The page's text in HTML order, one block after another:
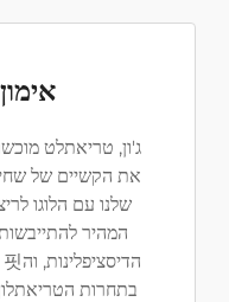
ג'ון, טריאתלט
את הקשיים של
שלנו עם הלוגו
המהיר
בתחרות